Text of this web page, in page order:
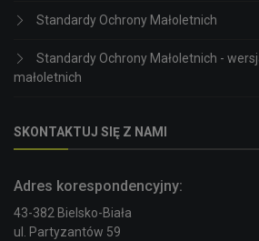
Standardy Ochrony Małoletnich
Standardy Ochrony Małoletnich -
małoletnich
SKONTAKTUJ SIĘ Z NAMI
Adres korespondencyjny:
43-382 Bielsko-Biała
ul. Partyzantów 59